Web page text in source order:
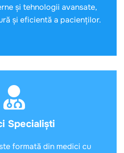
și tehnologii avansate,
și eficientă a pacienților.
Specialiști
formată din medici cu